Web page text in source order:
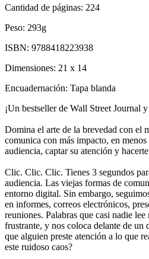
Cantidad de páginas: 224
Peso: 293g
ISBN: 9788418223938
Dimensiones: 21 x 14
Encuadernación: Tapa blanda
¡Un bestseller de Wall Street Journal
Domina el arte de la brevedad con el
comunica con más impacto, en
audiencia, captar su atención y
Clic. Clic. Clic. Tienes 3 segundos
audiencia. Las viejas formas de
entorno digital. Sin embargo,
en informes, correos electrónicos,
reuniones. Palabras que casi nadie
frustrante, y nos coloca delante de un
que alguien preste atención a lo que
este ruidoso caos?